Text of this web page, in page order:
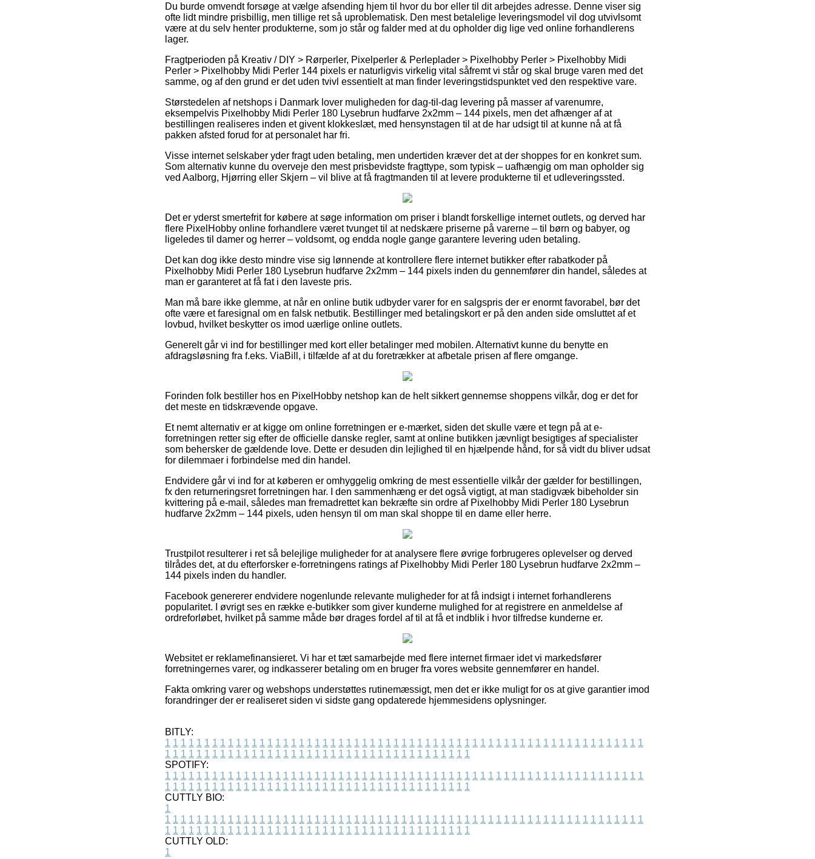
Du burde omvendt forsøge at vælge afsending hjem til hvor du bor eller til dit arbejdes adresse. Denne viser sig
ofte lidt mindre prisbillig, men tillige ret så uproblematisk. Den mest betalelige leveringsmodel vil dog utvivlsomt
være at du selv henter produkterne, som jo står og falder med at du opholder dig lige ved online forhandlerens
lager.
Fragtperioden på Kreativ / DIY > Rørperler, Pixelperler & Perleplader > Pixelhobby Perler > Pixelhobby Midi
Perler > Pixelhobby Midi Perler 144 pixels er naturligvis virkelig vital såfremt vi står og skal bruge varen med det
samme, og af den grund er det uden tvivl essentielt at man finder leveringstidspunktet ved den respektive vare.
Størstedelen af netshops i Danmark lover muligheden for dag-til-dag levering på masser af varenumre,
eksempelvis Pixelhobby Midi Perler 180 Lysebrun hudfarve 2x2mm – 144 pixels, men det afhænger af at
bestillingen realiseres inden et givent klokkeslæt, med hensynstagen til at de har udsigt til at kunne nå at få
pakken afsted forud for at personalet har fri.
Visse internet selskaber yder fragt uden betaling, men undertiden kræver det at der shoppes for en konkret sum.
Som alternativ kunne du overveje den mest prisbevidste fragttype, som typisk – uafhængig om man opholder sig
ved Aalborg, Hjørring eller Skjern – vil blive at få fragtmanden til at levere produkterne til et udleveringssted.
Det er yderst smertefrit for købere at søge information om priser i blandt forskellige internet outlets, og derved har
flere PixelHobby online forhandlere været tvunget til at nedskære priserne på varerne – til børn og babyer, og
ligeledes til damer og herrer – voldsomt, og endda nogle gange garantere levering uden betaling.
Det kan dog ikke desto mindre vise sig lønnende at kontrollere flere internet butikker efter rabatkoder på
Pixelhobby Midi Perler 180 Lysebrun hudfarve 2x2mm – 144 pixels inden du gennemfører din handel, således at
man er garanteret at få fat i den laveste pris.
Man må bare ikke glemme, at når en online butik udbyder varer for en salgspris der er enormt favorabel, bør det
ofte være et faresignal om en falsk netbutik. Bestillinger med betalingskort er på den anden side omsluttet af et
lovbud, hvilket beskytter os imod uærlige online outlets.
Generelt går vi ind for bestillinger med kort eller betalinger med mobilen. Alternativt kunne du benytte en
afdragsløsning fra f.eks. ViaBill, i tilfælde af at du foretrækker at afbetale prisen af flere omgange.
Forinden folk bestiller hos en PixelHobby netshop kan de helt sikkert gennemse shoppens vilkår, dog er det for
det meste en tidskrævende opgave.
Et nemt alternativ er at kigge om online forretningen er e-mærket, siden det skulle være et tegn på at e-
forretningen retter sig efter de officielle danske regler, samt at online butikken jævnligt besigtiges af specialister
som behersker de gældende love. Dette er desuden din lejlighed til en hjælpende hånd, for så vidt du bliver udsat
for dilemmaer i forbindelse med din handel.
Endvidere går vi ind for at køberen er omhyggelig omkring de mest essentielle vilkår der gælder for bestillingen,
fx den returneringsret forretningen har. I den sammenhæng er det også vigtigt, at man stadigvæk bibeholder sin
kvittering på e-mail, således man fremadrettet kan bekræfte sin ordre af Pixelhobby Midi Perler 180 Lysebrun
hudfarve 2x2mm – 144 pixels, uden hensyn til om man skal shoppe til en dame eller herre.
Trustpilot resulterer i ret så belejlige muligheder for at analysere flere øvrige forbrugeres oplevelser og derved
tilrådes det, at du efterforsker e-forretningens ratings af Pixelhobby Midi Perler 180 Lysebrun hudfarve 2x2mm –
144 pixels inden du handler.
Facebook genererer endvidere nogenlunde relevante muligheder for at få indsigt i internet forhandlerens
popularitet. I øvrigt ses en række e-butikker som giver kunderne mulighed for at registrere en anmeldelse af
ordreforløbet, hvilket på samme måde bør drages fordel af til at få et indblik i hvor tilfredse kunderne er.
Websitet er reklamefinansieret. Vi har et tæt samarbejde med flere internet firmaer idet vi markedsfører
forretningernes varer, og indkasserer betaling om en bruger fra vores website gennemfører en handel.
Fakta omkring varer og webshops understøttes rutinemæssigt, men det er ikke muligt for os at give garantier imod
forandringer der er realiseret siden vi sidste gang opdaterede hjemmesidens oplysninger.
BITLY:
1 1 1 1 1 1 1 1 1 1 1 1 1 1 1 1 1 1 1 1 1 1 1 1 1 1 1 1 1 1 1 1 1 1 1 1 1 1 1 1 1 1 1 1 1 1 1 1 1 1 1 1 1 1 1 1 1 1 1 1 1
1 1 1 1 1 1 1 1 1 1 1 1 1 1 1 1 1 1 1 1 1 1 1 1 1 1 1 1 1 1 1 1 1 1 1 1 1 1 1
SPOTIFY:
1 1 1 1 1 1 1 1 1 1 1 1 1 1 1 1 1 1 1 1 1 1 1 1 1 1 1 1 1 1 1 1 1 1 1 1 1 1 1 1 1 1 1 1 1 1 1 1 1 1 1 1 1 1 1 1 1 1 1 1 1
1 1 1 1 1 1 1 1 1 1 1 1 1 1 1 1 1 1 1 1 1 1 1 1 1 1 1 1 1 1 1 1 1 1 1 1 1 1 1
CUTTLY BIO:
1
1 1 1 1 1 1 1 1 1 1 1 1 1 1 1 1 1 1 1 1 1 1 1 1 1 1 1 1 1 1 1 1 1 1 1 1 1 1 1 1 1 1 1 1 1 1 1 1 1 1 1 1 1 1 1 1 1 1 1 1 1
1 1 1 1 1 1 1 1 1 1 1 1 1 1 1 1 1 1 1 1 1 1 1 1 1 1 1 1 1 1 1 1 1 1 1 1 1 1 1
CUTTLY OLD:
1